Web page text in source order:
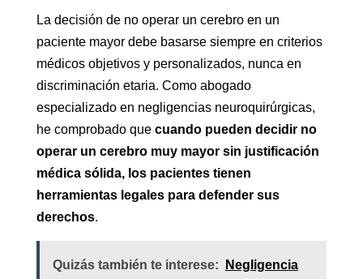
La decisión de no operar un cerebro en un
paciente mayor debe basarse siempre en criterios
médicos objetivos y personalizados, nunca en
discriminación etaria. Como abogado
especializado en negligencias neuroquirúrgicas,
he comprobado que cuando pueden decidir no
operar un cerebro muy mayor sin justificación
médica sólida, los pacientes tienen
herramientas legales para defender sus
derechos.
Quizás también te interese:
Negligencia